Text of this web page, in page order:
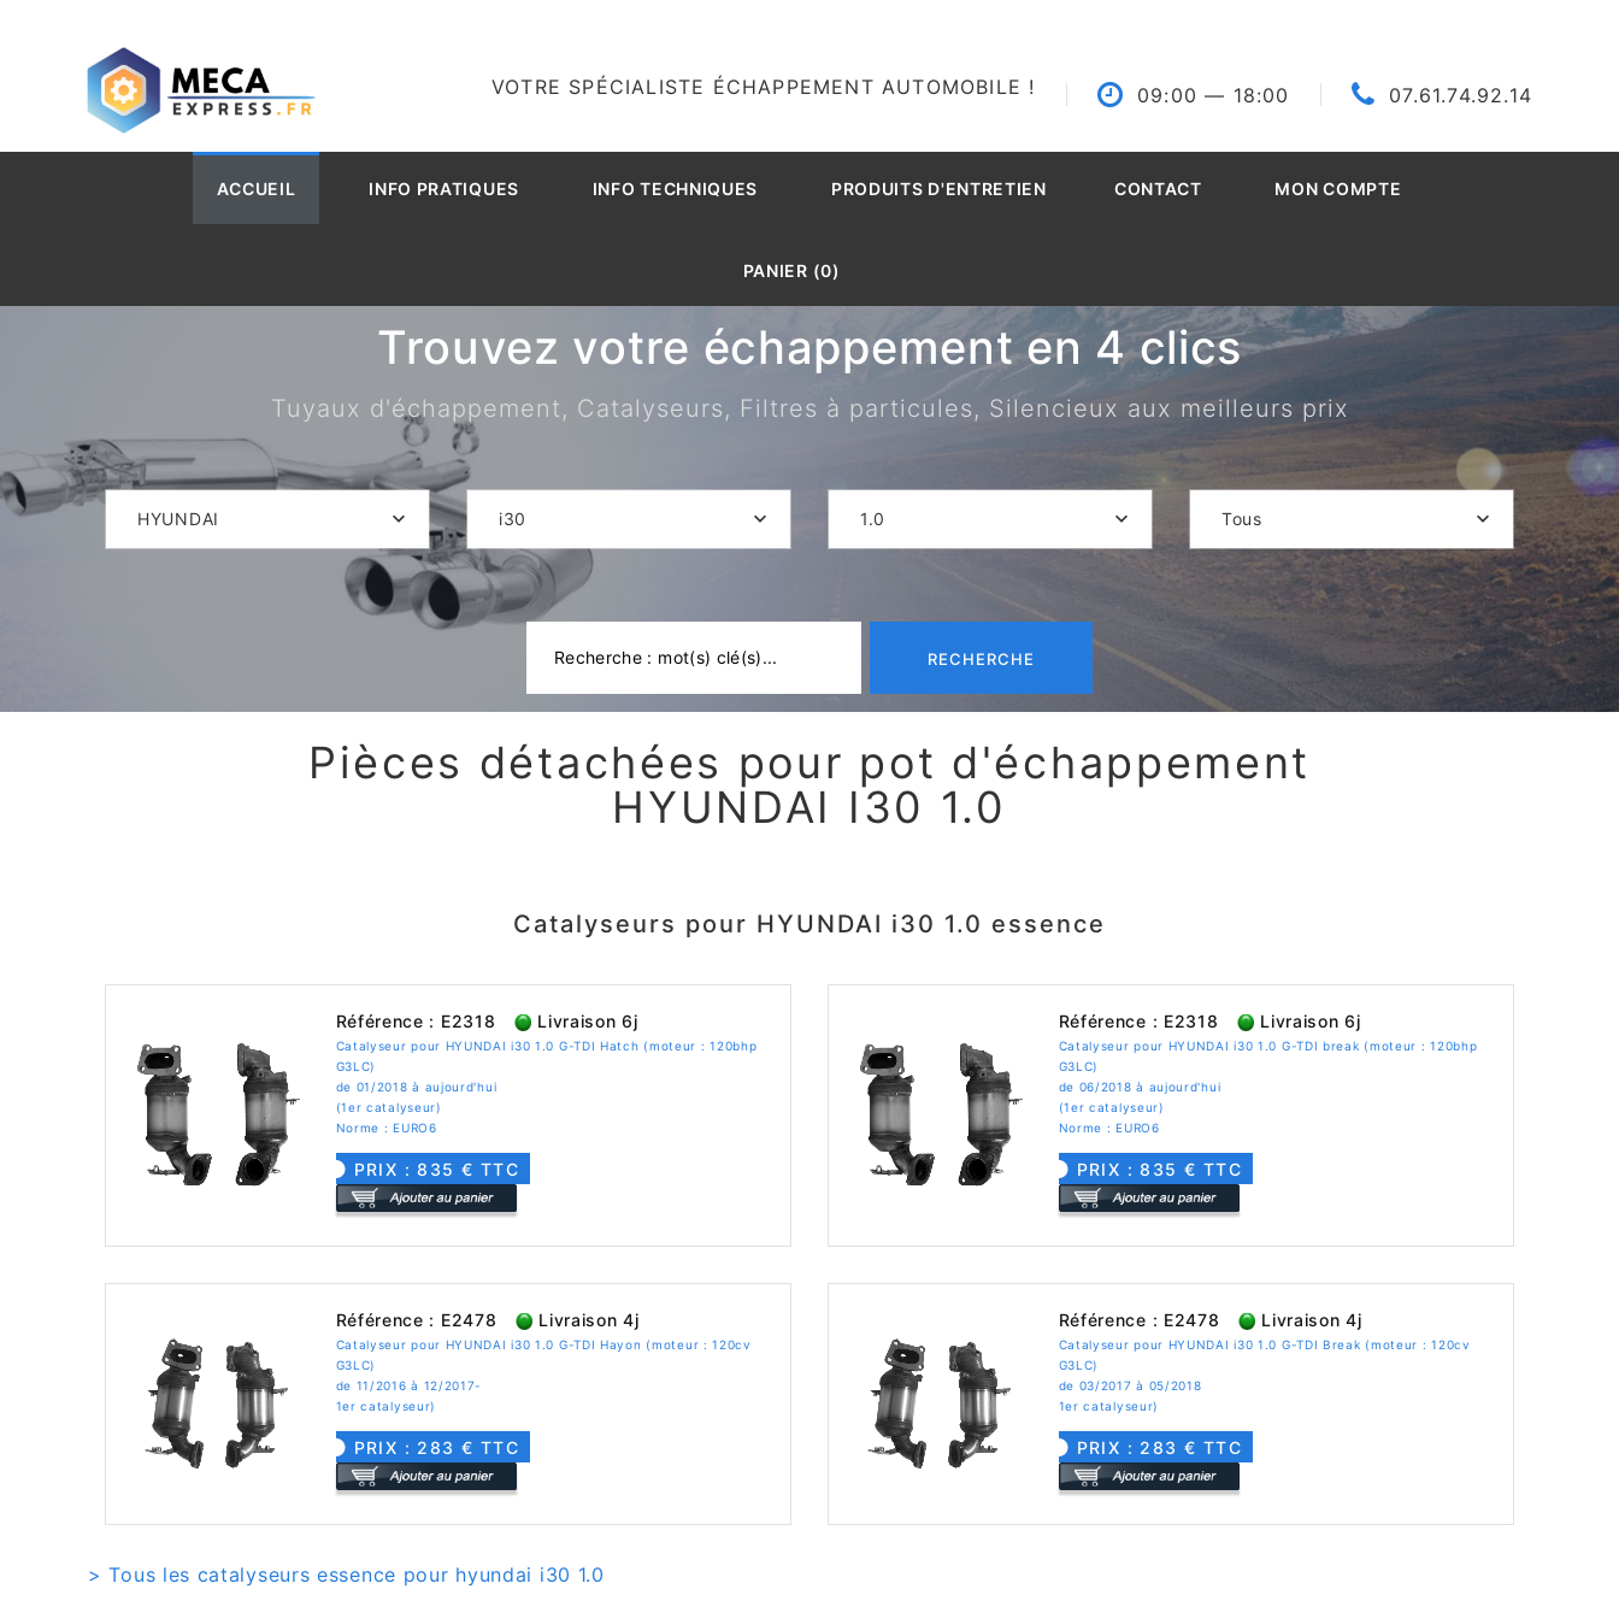
VOTRE SPÉCIALISTE ÉCHAPPEMENT AUTOMOBILE ! 09:00 — 18:00 07.61.74.92.14
ACCUEIL INFO PRATIQUES INFO TECHNIQUES PRODUITS D'ENTRETIEN CONTACT MON COMPTE
PANIER (0)
Trouvez votre échappement en 4 clics
Tuyaux d'échappement, Catalyseurs, Filtres à particules, Silencieux aux meilleurs prix
HYUNDAI i30 1.0 Tous
RECHERCHE
Pièces détachées pour pot d'échappement
HYUNDAI I30 1.0
Catalyseurs pour HYUNDAI i30 1.0 essence
Référence : E2318 Livraison 6j
Catalyseur pour HYUNDAI i30 1.0 G-TDI Hatch (moteur : 120bhp
G3LC)
de 01/2018 à aujourd'hui
(1er catalyseur)
Norme : EURO6
PRIX : 835 € TTC
Référence : E2318 Livraison 6j
Catalyseur pour HYUNDAI i30 1.0 G-TDI break (moteur : 120bhp
G3LC)
de 06/2018 à aujourd'hui
(1er catalyseur)
Norme : EURO6
PRIX : 835 € TTC
Référence : E2478 Livraison 4j
Catalyseur pour HYUNDAI i30 1.0 G-TDI Hayon (moteur : 120cv
G3LC)
de 11/2016 à 12/2017-
1er catalyseur)
PRIX : 283 € TTC
Référence : E2478 Livraison 4j
Catalyseur pour HYUNDAI i30 1.0 G-TDI Break (moteur : 120cv
G3LC)
de 03/2017 à 05/2018
1er catalyseur)
PRIX : 283 € TTC
> Tous les catalyseurs essence pour hyundai i30 1.0